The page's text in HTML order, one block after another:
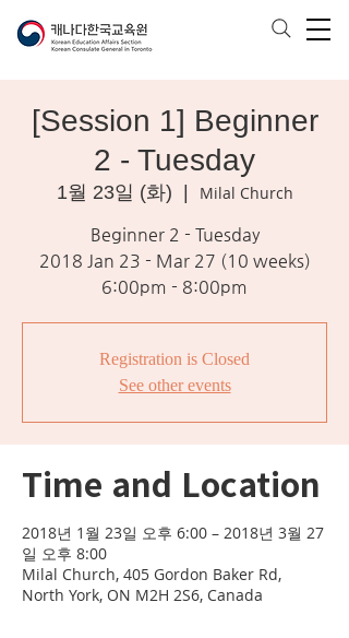
[Session 1] Beginner
2 - Tuesday
1월 23일 (화)
Milal Church
Beginner 2 - Tuesday
2018 Jan 23 - Mar 27 (10 weeks)
6:00pm - 8:00pm
Registration is Closed
See other events
Time and Location
2018년 1월 23일 오후 6:00 – 2018년 3월 27
일 오후 8:00
Milal Church, 405 Gordon Baker Rd,
North York, ON M2H 2S6, Canada